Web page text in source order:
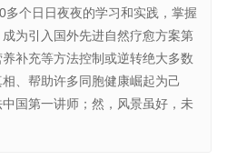
个日日夜夜的学习和实践，掌握
为引入国外先进自然疗愈方案第
补充等方法控制或逆转绝大多数
、帮助许多同胞健康崛起为己
国第一讲师；然，风景虽好，未